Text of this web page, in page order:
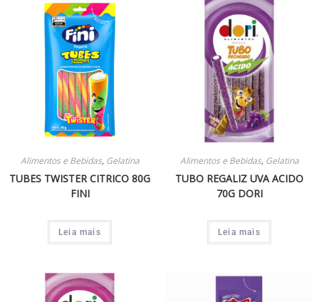
Alimentos e Bebidas, Gelatina
TUBES TWISTER CITRICO 80G
FINI
Leia mais
Alimentos e Bebidas, Gelatina
TUBO REGALIZ UVA ACIDO
70G DORI
Leia mais